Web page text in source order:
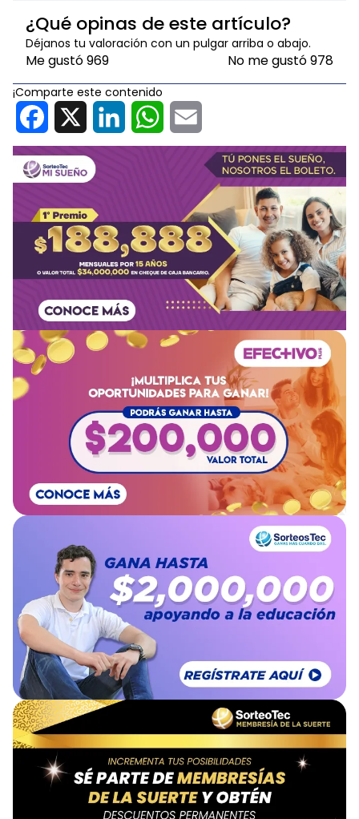
¿Qué opinas de este artículo?
Déjanos tu valoración con un pulgar arriba o abajo.
Me gustó969 No me gustó978
¡Comparte este contenido
Facebook LinkedInWhatsApp